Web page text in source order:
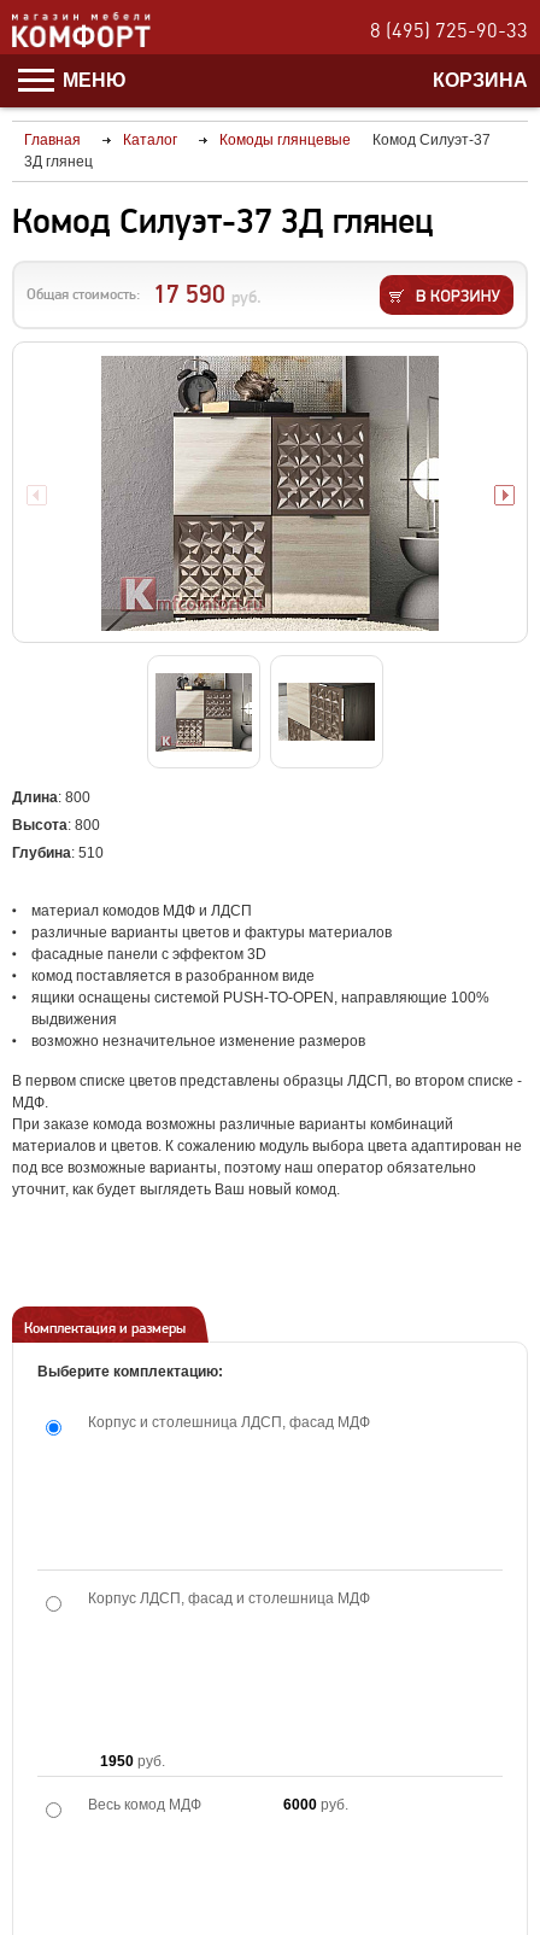
8 (495) 725-90-33
МЕНЮ КОРЗИНА
Главная Каталог Комоды глянцевые
Комод Силуэт-37
3Д глянец
Комод Силуэт-37 3Д глянец
Общая стоимость: 17 590 руб.
Длина: 800
Высота: 800
Глубина: 510
материал комодов МДФ и ЛДСП
различные варианты цветов и фактуры материалов
фасадные панели с эффектом 3D
комод поставляется в разобранном виде
ящики оснащены системой PUSH-TO-OPEN, направляющие 100%
выдвижения
возможно незначительное изменение размеров
В первом списке цветов представлены образцы ЛДСП, во втором списке -
МДФ.
При заказе комода возможны различные варианты комбинаций
материалов и цветов. К сожалению модуль выбора цвета адаптирован не
под все возможные варианты, поэтому наш оператор обязательно
уточнит, как будет выглядеть Ваш новый комод.
Комплектация и размеры
Выберите комплектацию:
Корпус и столешница ЛДСП, фасад МДФ
Корпус ЛДСП, фасад и столешница МДФ
1950 руб.
Весь комод МДФ 6000 руб.